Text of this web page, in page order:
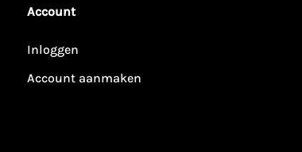
Account
Inloggen
Account aanmaken